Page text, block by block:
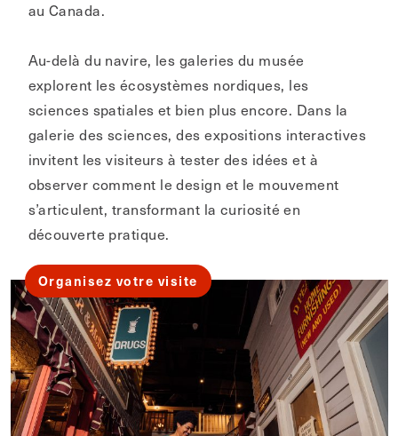
au Canada.
Au-delà du navire, les galeries du musée
explorent les écosystèmes nordiques, les
sciences spatiales et bien plus encore. Dans la
galerie des sciences, des expositions interactives
invitent les visiteurs à tester des idées et à
observer comment le design et le mouvement
s’articulent, transformant la curiosité en
découverte pratique.
Organisez votre visite